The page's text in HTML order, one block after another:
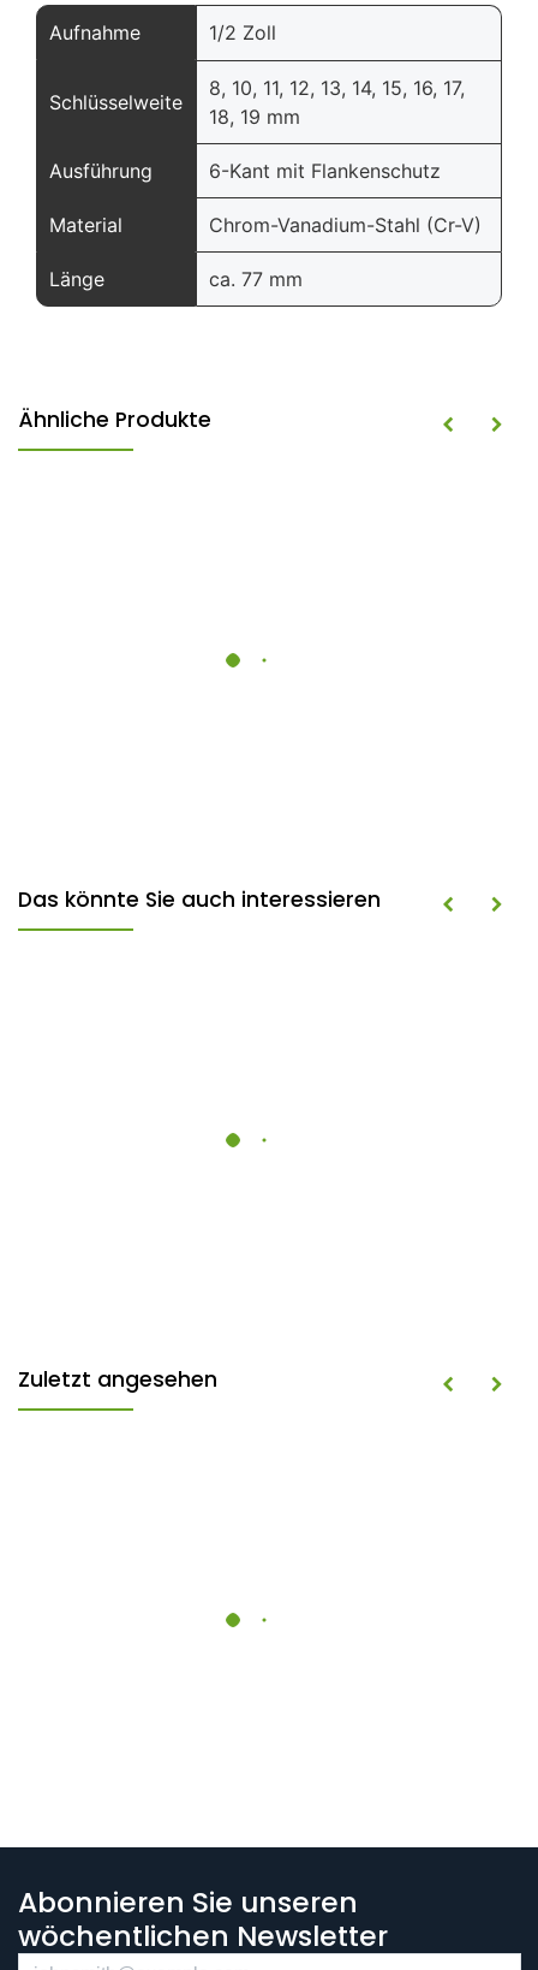
Aufnahme 1/2 Zoll
Schlüsselweite
8, 10, 11, 12, 13, 14, 15, 16, 17,
18, 19 mm
Ausführung 6-Kant mit Flankenschutz
Material Chrom-Vanadium-Stahl (Cr-V)
Länge ca. 77 mm
Ähnliche Produkte
Das könnte Sie auch interessieren
Zuletzt angesehen
Abonnieren Sie unseren
wöchentlichen Newsletter